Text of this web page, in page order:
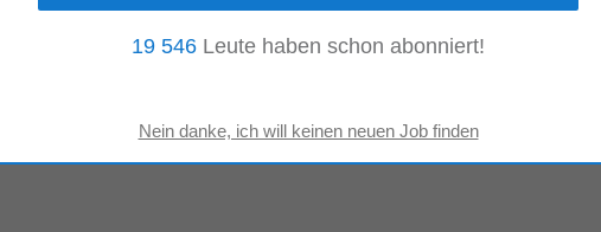
19 546 Leute haben schon abonniert!